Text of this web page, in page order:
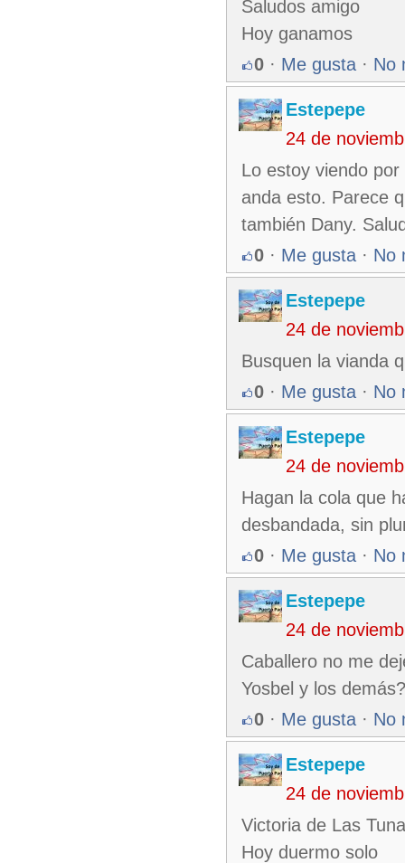
Saludos amigo
Hoy ganamos
0 · Me gusta · No
Estepepe
24 de
Lo estoy viendo
anda esto. Parece
también Dany.
0 · Me gusta · No
Estepepe
24 de
Busquen la vianda
0 · Me gusta · No
Estepepe
24 de
Hagan la cola que
desbandada, sin
0 · Me gusta · No
Estepepe
24 de
Caballero no me
Yosbel y los demás?
0 · Me gusta · No
Estepepe
24 de
Victoria de Las
Hoy duermo solo